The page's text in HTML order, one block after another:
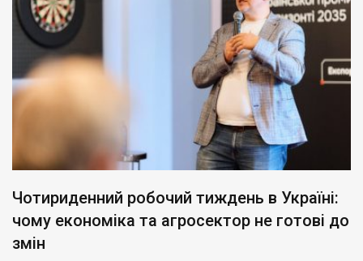
Чотириденний робочий тиждень в Україні:
чому економіка та агросектор не готові до
змін